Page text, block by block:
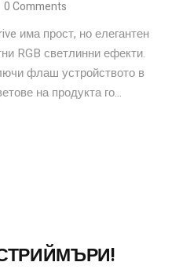
0 Comments
има прост, но елегантен
RGB светлинни ефекти.
флаш устройството в
на продукта го...
СТРИЙМЪРИ!